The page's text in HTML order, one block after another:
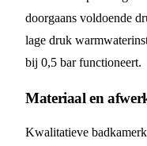
doorgaans voldoende
lage druk
bij 0,5 bar functioneert.
Materiaal en
Kwalitatieve